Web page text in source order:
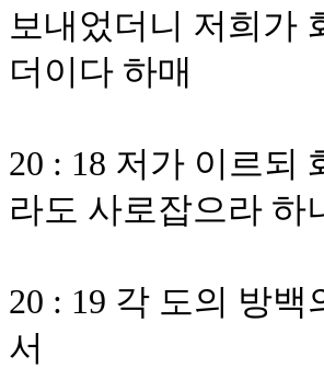
보내었더니 저희가
더이다 하매
20 : 18 저가 이르되
라도 사로잡으라 하
20 : 19 각 도의 방
서